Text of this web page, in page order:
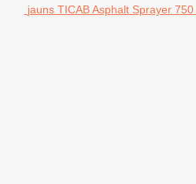
jauns TICAB Asphalt Sprayer